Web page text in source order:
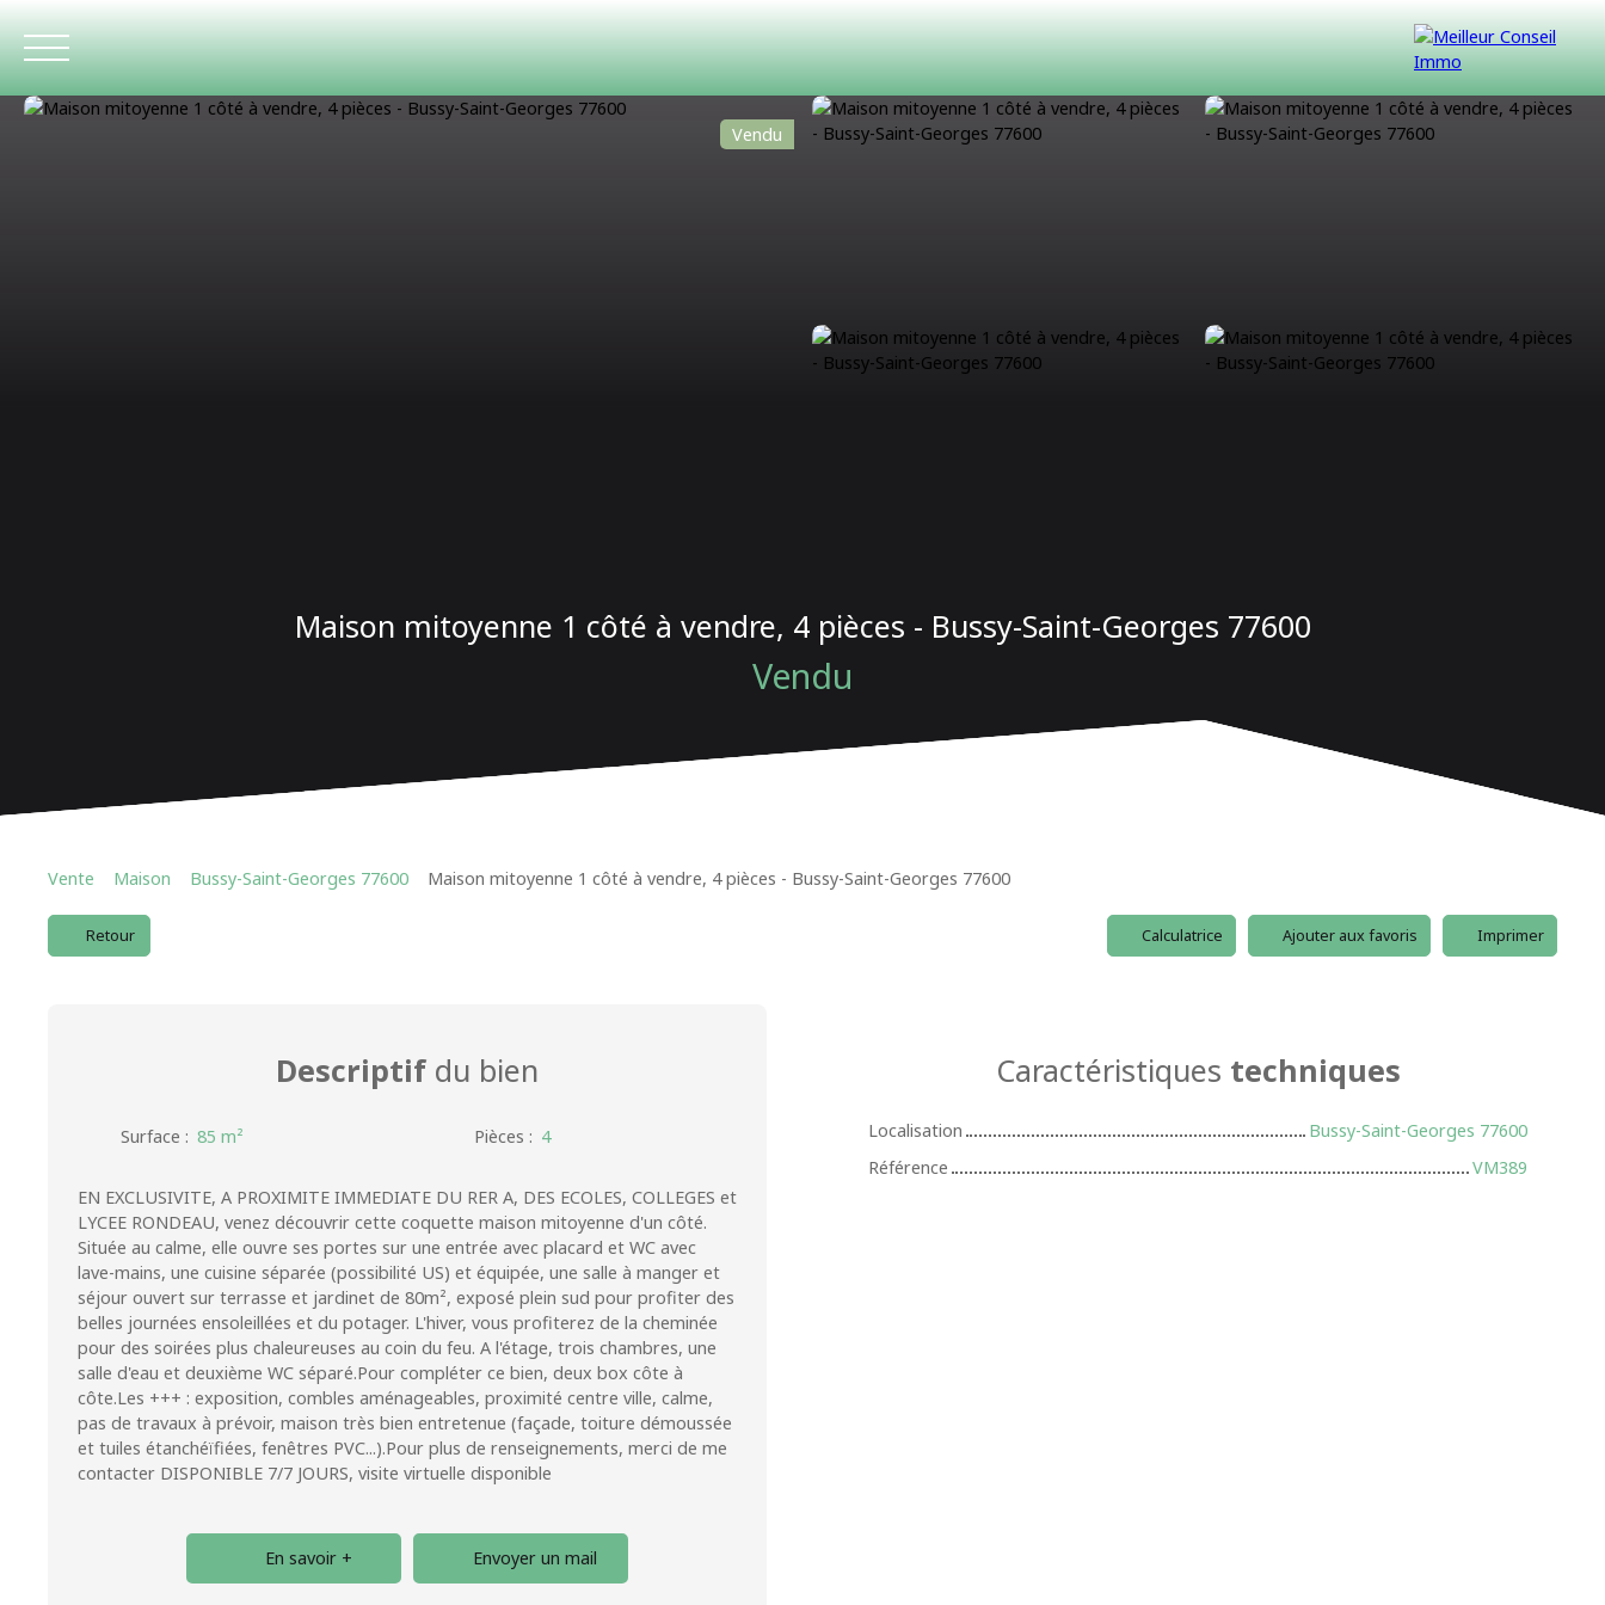
Vendu
Maison mitoyenne 1 côté à vendre, 4 pièces - Bussy-Saint-Georges 77600
Vendu
Vente Maison Bussy-Saint-Georges 77600 Maison mitoyenne 1 côté à vendre, 4 pièces - Bussy-Saint-Georges 77600
Retour Calculatrice Ajouter aux favoris Imprimer
Descriptif du bien
Surface : 85 m² Pièces : 4
EN EXCLUSIVITE, A PROXIMITE IMMEDIATE DU RER A, DES ECOLES, COLLEGES et
LYCEE RONDEAU, venez découvrir cette coquette maison mitoyenne d'un côté.
Située au calme, elle ouvre ses portes sur une entrée avec placard et WC avec
lave-mains, une cuisine séparée (possibilité US) et équipée, une salle à manger et
séjour ouvert sur terrasse et jardinet de 80m², exposé plein sud pour profiter des
belles journées ensoleillées et du potager. L'hiver, vous profiterez de la cheminée
pour des soirées plus chaleureuses au coin du feu. A l'étage, trois chambres, une
salle d'eau et deuxième WC séparé.Pour compléter ce bien, deux box côte à
côte.Les +++ : exposition, combles aménageables, proximité centre ville, calme,
pas de travaux à prévoir, maison très bien entretenue (façade, toiture démoussée
et tuiles étanchéïfiées, fenêtres PVC...).Pour plus de renseignements, merci de me
contacter DISPONIBLE 7/7 JOURS, visite virtuelle disponible
En savoir + Envoyer un mail
Caractéristiques techniques
Localisation
Bussy-Saint-Georges 77600
Référence
VM389